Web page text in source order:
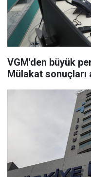
VGM'den büyük
Mülakat sonuçları